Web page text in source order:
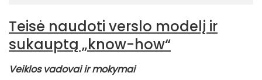
Teisė naudoti verslo modelį ir
sukauptą „know-how“
Veiklos vadovai ir mokymai